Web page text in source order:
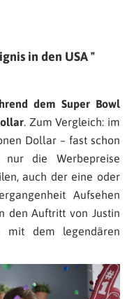
in den USA
dem Super Bowl
. Zum Vergleich: im
Dollar – fast schon
nur die Werbepreise
auch der eine oder
Aufsehen
den Auftritt von Justin
mit dem legendären